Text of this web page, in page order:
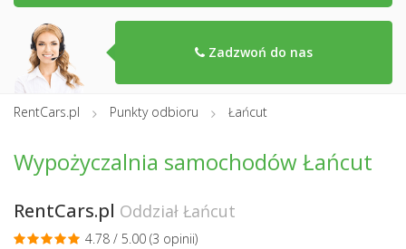
Zadzwoń do nas
RentCars.pl Punkty odbioru Łańcut
Wypożyczalnia samochodów Łańcut
RentCars.pl Oddział Łańcut
4.78 / 5.00 (3 opinii)